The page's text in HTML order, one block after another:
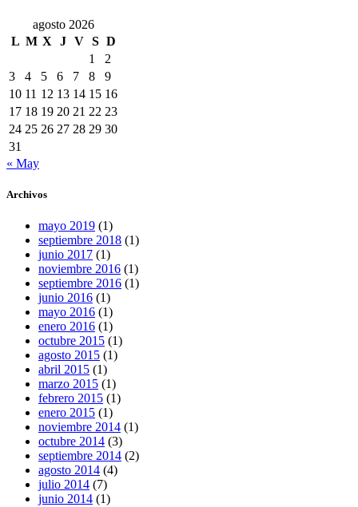
agosto 2026
L M X J V S D
1
2
3
4 5 6 7 8
9
10 11 12 13 14 15 16
17 18 19 20 21 22 23
24 25 26 27 28 29 30
31
« May
Archivos
mayo 2019 (1)
septiembre 2018 (1)
junio 2017 (1)
noviembre 2016 (1)
septiembre 2016 (1)
junio 2016 (1)
mayo 2016 (1)
enero 2016 (1)
octubre 2015 (1)
agosto 2015 (1)
abril 2015 (1)
marzo 2015 (1)
febrero 2015 (1)
enero 2015 (1)
noviembre 2014 (1)
octubre 2014 (3)
septiembre 2014 (2)
agosto 2014 (4)
julio 2014 (7)
junio 2014 (1)